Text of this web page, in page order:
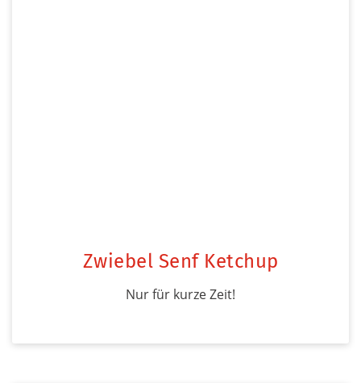
Zwiebel Senf Ketchup
Nur für kurze Zeit!